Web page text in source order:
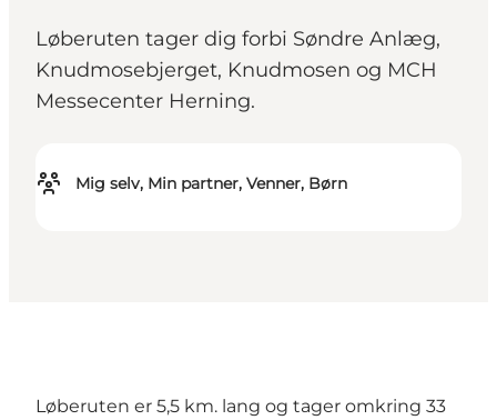
Løberuten tager dig forbi Søndre Anlæg,
Knudmosebjerget, Knudmosen og MCH
Messecenter Herning.
Mig selv, Min partner, Venner, Børn
Løberuten er 5,5 km. lang og tager omkring 33